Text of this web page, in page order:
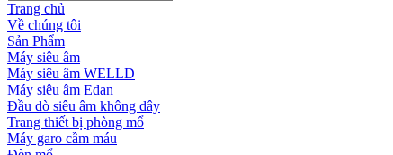
Trang chủ
Về chúng tôi
Sản Phẩm
Máy siêu âm
Máy siêu âm WELLD
Máy siêu âm Edan
Đầu dò siêu âm không dây
Trang thiết bị phòng mổ
Máy garo cầm máu